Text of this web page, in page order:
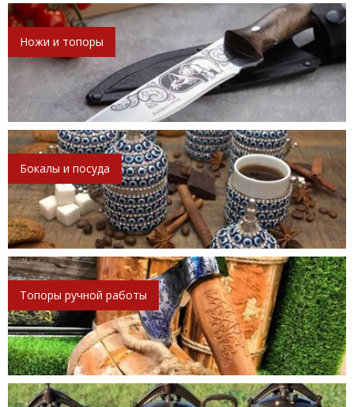
Ножи и топоры
Бокалы и посуда
Топоры ручной работы